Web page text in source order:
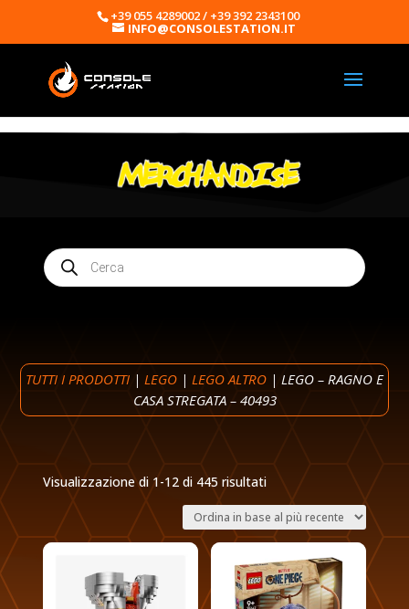
+39 055 4289002 / +39 392 2343100
INFO@CONSOLESTATION.IT
Products
search
TUTTI I PRODOTTI | LEGO | LEGO ALTRO | LEGO – RAGNO E
CASA STREGATA – 40493
Visualizzazione di 1-12 di 445 risultatiOrdina
in
base
al
più
recente